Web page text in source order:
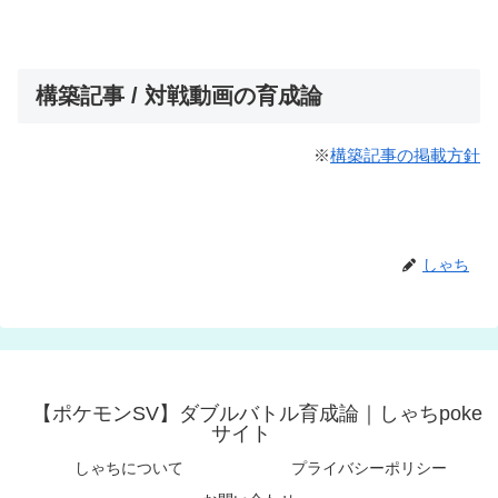
構築記事 / 対戦動画の育成論
※構築記事の掲載方針
しゃち
【ポケモンSV】ダブルバトル育成論｜しゃちpoke
サイト
しゃちについて
プライバシーポリシー